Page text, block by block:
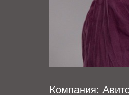
Компания: